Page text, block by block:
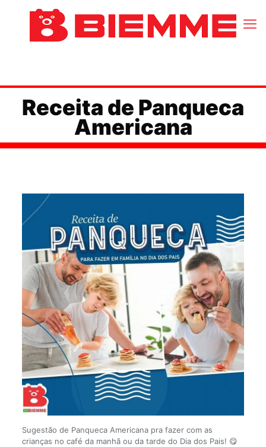
Receita de Panqueca
Americana
Sugestão de Panqueca Americana pra fazer com as
crianças no café da manhã ou da tarde do Dia dos Pais! 😋